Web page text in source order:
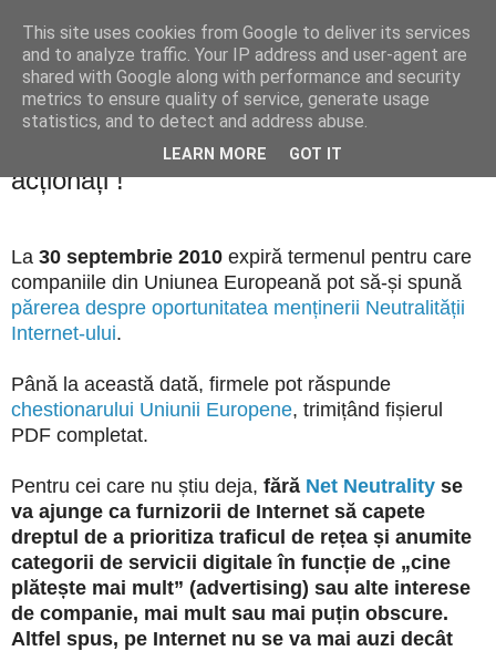
Blogul lui Răzvan
vineri, 27 august 2010
Neutralitatea Internetului: este nevoie să
acționați !
La 30 septembrie 2010 expiră termenul pentru care
companiile din Uniunea Europeană pot să-și spună
părerea despre oportunitatea menținerii Neutralității
Internet-ului.
Până la această dată, firmele pot răspunde
chestionarului Uniunii Europene, trimițând fișierul
PDF completat.
Pentru cei care nu știu deja, fără Net Neutrality se
va ajunge ca furnizorii de Internet să capete
dreptul de a prioritiza traficul de rețea și anumite
categorii de servicii digitale în funcție de „cine
plătește mai mult” (advertising) sau alte interese
de companie, mai mult sau mai puțin obscure.
Altfel spus, pe Internet nu se va mai auzi decât
This site uses cookies from Google to deliver its services
and to analyze traffic. Your IP address and user-agent are
shared with Google along with performance and security
metrics to ensure quality of service, generate usage
statistics, and to detect and address abuse.
LEARN MORE GOT IT